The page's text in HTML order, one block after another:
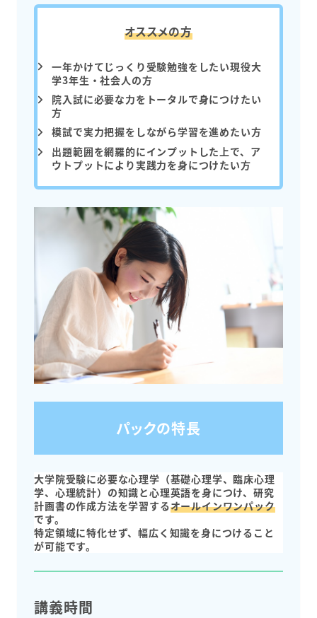
オススメの方
一年かけてじっくり受験勉強をしたい現役大
学3年生・社会人の方
院入試に必要な力をトータルで身につけたい
方
模試で実力把握をしながら学習を進めたい方
出題範囲を網羅的にインプットした上で、ア
ウトプットにより実践力を身につけたい方
パックの特長
大学院受験に必要な心理学（基礎心理学、臨床心理
学、心理統計）の知識と心理英語を身につけ、研究
計画書の作成方法を学習するオールインワンパック
です。
特定領域に特化せず、幅広く知識を身につけること
が可能です。
講義時間